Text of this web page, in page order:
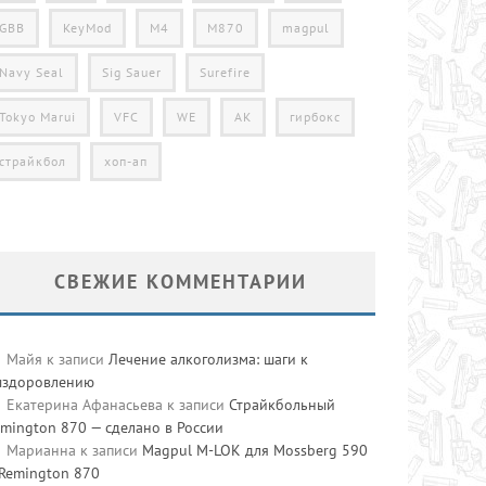
GBB KeyMod M4 M870 magpul
Navy Seal Sig Sauer Surefire
Tokyo Marui VFC WE АК гирбокс
страйкбол хоп-ап
СВЕЖИЕ КОММЕНТАРИИ
Майя к записи Лечение алкоголизма: шаги к
Екатерина Афанасьева к записи Страйкбольный
870 — сделано в России
Марианна к записи Magpul M-LOK для Mossberg 590
870